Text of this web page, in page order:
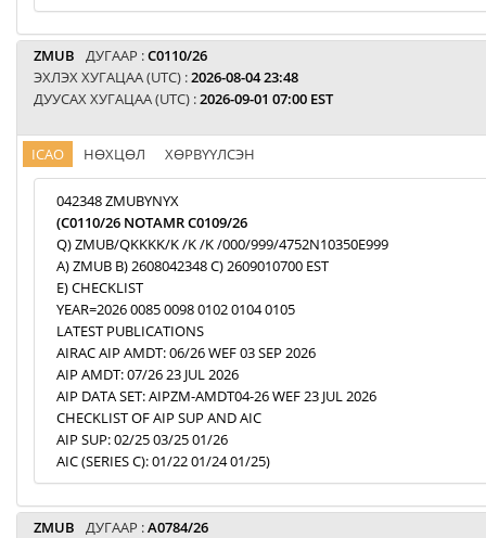
ZMUB ДУГААР :C0110/26
ЭХЛЭХ ХУГАЦАА (UTC) :2026-08-04 23:48
ДУУСАХ ХУГАЦАА (UTC) :2026-09-01 07:00 EST
ICAO НӨХЦӨЛ ХӨРВҮҮЛСЭН
042348 ZMUBYNYX
(C0110/26 NOTAMR C0109/26
Q) ZMUB/QKKKK/K /K /K /000/999/4752N10350E999
A) ZMUB B) 2608042348 C) 2609010700 EST
E) CHECKLIST
YEAR=2026 0085 0098 0102 0104 0105
LATEST PUBLICATIONS
AIRAC AIP AMDT: 06/26 WEF 03 SEP 2026
AIP AMDT: 07/26 23 JUL 2026
AIP DATA SET: AIPZM-AMDT04-26 WEF 23 JUL 2026
CHECKLIST OF AIP SUP AND AIC
AIP SUP: 02/25 03/25 01/26
AIC (SERIES C): 01/22 01/24 01/25)
ZMUB ДУГААР :A0784/26